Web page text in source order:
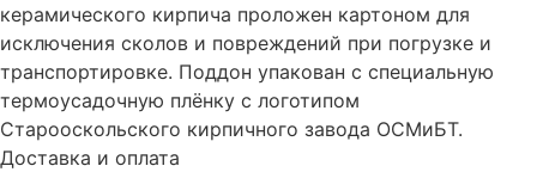
керамического кирпича проложен картоном для
исключения сколов и повреждений при погрузке и
транспортировке. Поддон упакован с специальную
термоусадочную плёнку с логотипом
Старооскольского кирпичного завода ОСМиБТ.
Доставка и оплата